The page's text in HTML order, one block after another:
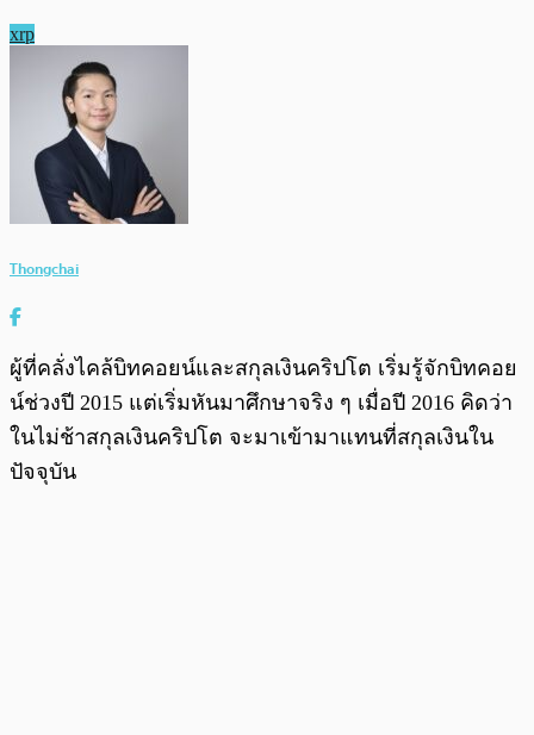
xrp
Thongchai
ผู้ที่คลั่งไคล้บิทคอยน์และสกุลเงินคริปโต เริ่มรู้จักบิทคอย
น์ช่วงปี 2015 แต่เริ่มหันมาศึกษาจริง ๆ เมื่อปี 2016 คิดว่า
ในไม่ช้าสกุลเงินคริปโต จะมาเข้ามาแทนที่สกุลเงินใน
ปัจจุบัน